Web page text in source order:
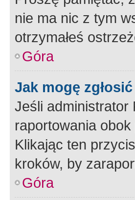
nie ma nic z tym
otrzymałeś
Góra
Jak mogę
Jeśli administrator
raportowania
Klikając ten
kroków, by
Góra